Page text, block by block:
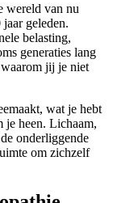
wereld van nu
geleden.
belasting,
generaties lang
jij je niet
wat je hebt
je heen. Lichaam,
onderliggende
om zichzelf